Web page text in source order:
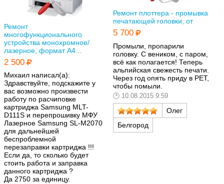
Ремонт
многофункционального
устройства монохромное/
лазерное, формат A4...
2 500
Михаил написал(а):
Здравствуйте, подскажите у
вас возможно произвести
работу по расчиповке
картриджа Samsung MLT-
D111S и перепрошивку МФУ
Лазерное Samsung SL-M2070
для дальнейшей
беспроблемной
перезаправки картриджа !!!
Если да, то сколько будет
стоить работа и заправка
данного картриджа ?
Да 2750 за единицу.
Ремонт плоттера - промывка
печатающей головки, от
5 700
Промыли, пропарили
головку. С веником, с паром,
всё как полагается! Теперь
альпийская свежесть печати.
Через год опять приду в РЕТ,
чтобы помыли.
10.08.2015 9:59
Олег
Белгород